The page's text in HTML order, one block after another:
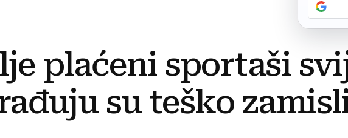
plaćeni sportaši
su teško